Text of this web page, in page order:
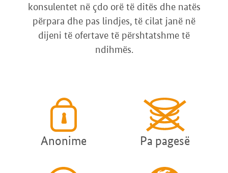
konsulentet në çdo orë të ditës dhe natës
përpara dhe pas lindjes, të cilat janë në
dijeni të ofertave të përshtatshme të
ndihmës.
Anonime Pa pagesë